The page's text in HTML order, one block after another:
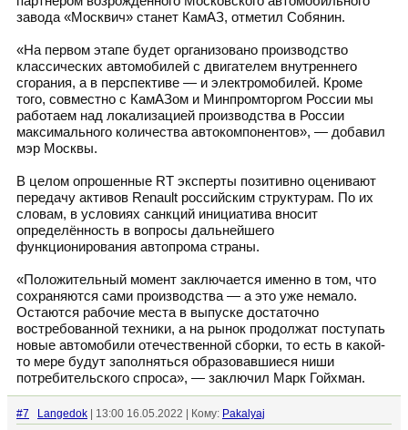
завода «Москвич» станет КамАЗ, отметил Собянин.
«На первом этапе будет организовано производство
классических автомобилей с двигателем внутреннего
сгорания, а в перспективе — и электромобилей. Кроме
того, совместно с КамАЗом и Минпромторгом России мы
работаем над локализацией производства в России
максимального количества автокомпонентов», — добавил
мэр Москвы.
В целом опрошенные RT эксперты позитивно оценивают
передачу активов Renault российским структурам. По их
словам, в условиях санкций инициатива вносит
определённость в вопросы дальнейшего
функционирования автопрома страны.
«Положительный момент заключается именно в том, что
сохраняются сами производства — а это уже немало.
Остаются рабочие места в выпуске достаточно
востребованной техники, а на рынок продолжат поступать
новые автомобили отечественной сборки, то есть в какой-
то мере будут заполняться образовавшиеся ниши
потребительского спроса», — заключил Марк Гойхман.
#7 Langedok | 13:00 16.05.2022 | Кому: Pakalyaj